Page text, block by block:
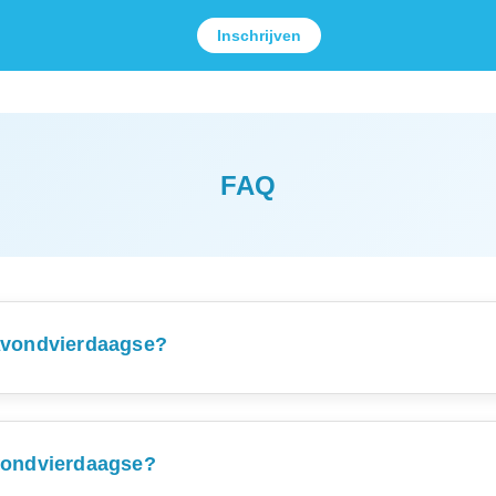
Inschrijven
FAQ
via online inschrijvingen. De inschrijving is echter gesloten.
alsnog willen aanmelden, dan kan dat door de eerste dag